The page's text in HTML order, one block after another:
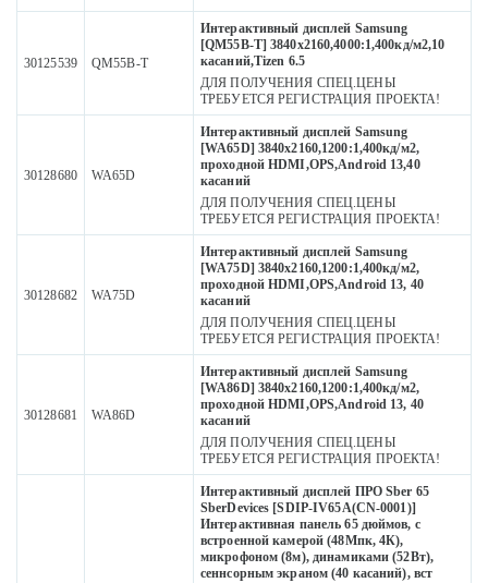
30125539 QM55B-T
Интерактивный дисплей Samsung
[QM55B-T] 3840х2160,4000:1,400кд/м2,10
касаний,Tizen 6.5
ДЛЯ ПОЛУЧЕНИЯ СПЕЦ.ЦЕНЫ
ТРЕБУЕТСЯ РЕГИСТРАЦИЯ ПРОЕКТА!
30128680 WA65D
Интерактивный дисплей Samsung
[WA65D] 3840х2160,1200:1,400кд/м2,
проходной HDMI,OPS,Android 13,40
касаний
ДЛЯ ПОЛУЧЕНИЯ СПЕЦ.ЦЕНЫ
ТРЕБУЕТСЯ РЕГИСТРАЦИЯ ПРОЕКТА!
30128682 WA75D
Интерактивный дисплей Samsung
[WA75D] 3840х2160,1200:1,400кд/м2,
проходной HDMI,OPS,Android 13, 40
касаний
ДЛЯ ПОЛУЧЕНИЯ СПЕЦ.ЦЕНЫ
ТРЕБУЕТСЯ РЕГИСТРАЦИЯ ПРОЕКТА!
30128681 WA86D
Интерактивный дисплей Samsung
[WA86D] 3840х2160,1200:1,400кд/м2,
проходной HDMI,OPS,Android 13, 40
касаний
ДЛЯ ПОЛУЧЕНИЯ СПЕЦ.ЦЕНЫ
ТРЕБУЕТСЯ РЕГИСТРАЦИЯ ПРОЕКТА!
Интерактивный дисплей ПРО Sber 65
SberDevices [SDIP-IV65A(CN-0001)]
Интерактивная панель 65 дюймов, с
встроенной камерой (48Мпк, 4К),
микрофоном (8м), динамиками (52Вт),
сеннсорным экраном (40 касаний), вст